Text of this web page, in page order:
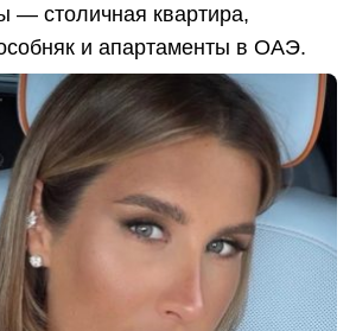
— столичная квартира,
и апартаменты в ОАЭ.